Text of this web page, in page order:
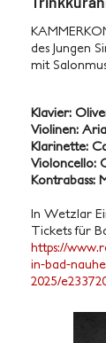
des Jungen
mit
Klavier:
Violinen:
Klarinette:
Violoncello:
Kontrabass:
In Wetzlar
Tickets für
https://
in-bad-
2025/